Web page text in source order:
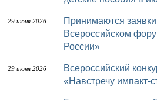
29 июня 2026
Принимаются заявки на участие во
Всероссийском
России»
29 июня 2026
Всероссийский конкурс программы
«Навстречу импакт-